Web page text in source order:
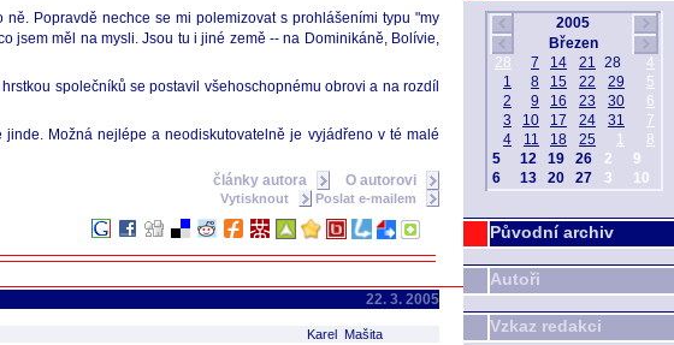
Původní archiv
Autoři
Vzkaz redakci
Popravdě nechce se mi polemizovat s prohlášeními typu "my
jsem měl na mysli. Jsou tu i jiné země -- na Dominikáně, Bolívie,
společníků se postavil všehoschopnému obrovi a na rozdíl
Možná nejlépe a neodiskutovatelně je vyjádřeno v té malé
články autora
O autorovi
Vytisknout Poslat e-mailem
22. 3. 2005
Karel Mašita